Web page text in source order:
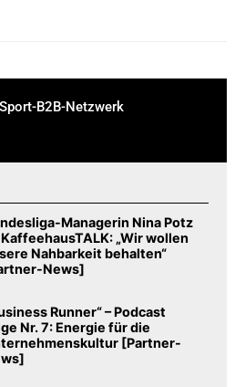
B2B-Netzwerk
Managerin Nina Potz
„Wir wollen
Nahbarkeit behalten“
News]
Runner“ – Podcast
Nr. 7: Energie für die
[Partner-